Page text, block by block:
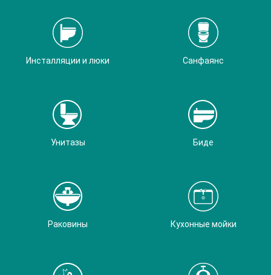
Инсталляции и люки Санфаянс
Унитазы Биде
Раковины Кухонные мойки